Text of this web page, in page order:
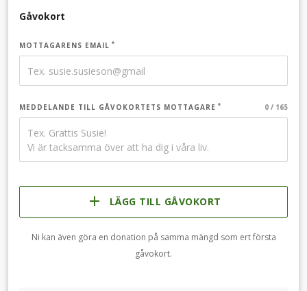
Gåvokort
MOTTAGARENS EMAIL
MEDDELANDE TILL GÅVOKORTETS MOTTAGARE
LÄGG TILL GÅVOKORT
Ni kan även göra en donation på samma mängd som ert första
gåvokort.